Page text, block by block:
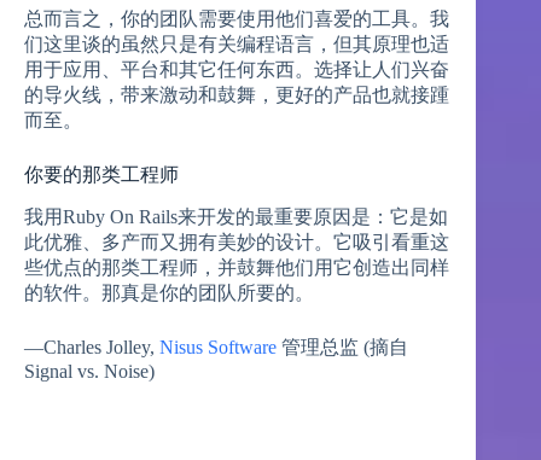
总而言之，你的团队需要使用他们喜爱的工具。我
们这里谈的虽然只是有关编程语言，但其原理也适
用于应用、平台和其它任何东西。选择让人们兴奋
的导火线，带来激动和鼓舞，更好的产品也就接踵
而至。
你要的那类工程师
我用Ruby On Rails来开发的最重要原因是：它是如
此优雅、多产而又拥有美妙的设计。它吸引看重这
些优点的那类工程师，并鼓舞他们用它创造出同样
的软件。那真是你的团队所要的。
—Charles Jolley, Nisus Software 管理总监 (摘自
Signal vs. Noise)